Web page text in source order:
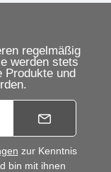
regelmäßig
werden stets
Produkte und
zur Kenntnis
bin mit ihnen